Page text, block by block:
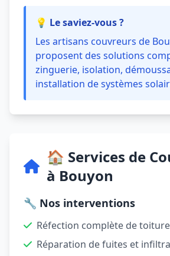
💡 Le saviez-vous ?
Les artisans couvreurs de
proposent des solutions
zinguerie, isolation,
installation de systèmes
🏠 Services de
à Bouyon
🔧 Nos interventions
Réfection complète de toiture
Réparation de fuites et